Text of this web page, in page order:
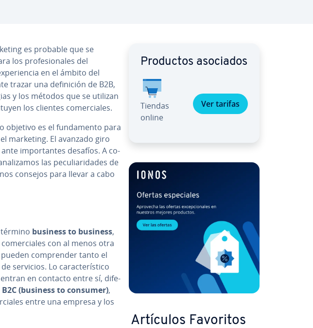
es probable que se
los pro­fe­sio­na­les del
en el ámbito del
trazar una de­fi­ni­ción de B2B,
y los métodos que se utilizan
los clientes co­me­r­cia­les.
objetivo es el fu­n­da­me­n­to para
marketing. El avanzado giro
im­po­r­ta­n­tes desafíos. A co­
las pe­cu­lia­ri­da­des de
consejos para llevar a cabo
término business to business,
con al menos otra
co­m­pre­n­der tanto el
servicios. Lo ca­ra­c­te­rí­s­ti­co
en contacto entre sí, di­fe­
B2C (business to consumer),
entre una empresa y los
Productos asociados
Tiendas
online
Ver tarifas
Artículos Favoritos